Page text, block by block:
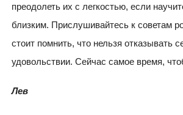
преодолеть их с легкостью, если
близким. Прислушивайтесь к советам
стоит помнить, что нельзя отказывать
удовольствии. Сейчас самое время,
Лев